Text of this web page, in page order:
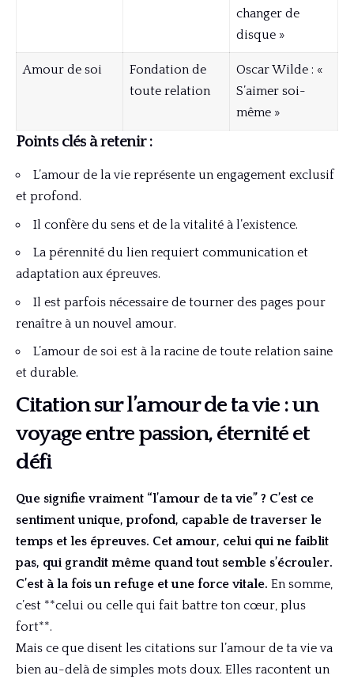
changer de
disque »
Amour de soi
Fondation de
toute relation
Oscar Wilde : «
S’aimer soi-
même »
Points clés à retenir :
L’amour de la vie représente un engagement exclusif
et profond.
Il confère du sens et de la vitalité à l’existence.
La pérennité du lien requiert communication et
adaptation aux épreuves.
Il est parfois nécessaire de tourner des pages pour
renaître à un nouvel amour.
L’amour de soi est à la racine de toute relation saine
et durable.
Citation sur l’amour de ta vie : un
voyage entre passion, éternité et
défi
Que signifie vraiment “l’amour de ta vie” ? C’est ce
sentiment unique, profond, capable de traverser le
temps et les épreuves. Cet amour, celui qui ne faiblit
pas, qui grandit même quand tout semble s’écrouler.
C’est à la fois un refuge et une force vitale. En somme,
c’est **celui ou celle qui fait battre ton cœur, plus
fort**.
Mais ce que disent les citations sur l’amour de ta vie va
bien au-delà de simples mots doux. Elles racontent un